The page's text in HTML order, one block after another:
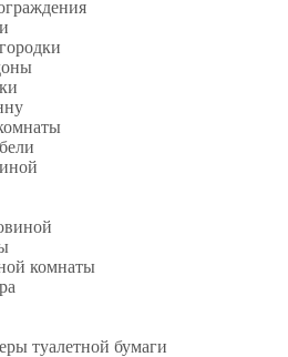
комнаты
туалетной бумаги